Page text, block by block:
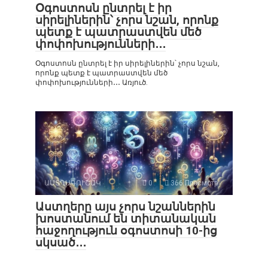
Օգոստոսն ընտրել է իր
սիրելիներին՝ չորս նշան, որոնք
պետք է պատրաստվեն մեծ
փոփոխությունների․․․
Օգոստոսն ընտրել է իր սիրելիներին՝ չորս նշան,
որոնք պետք է պատրաստվեն մեծ
փոփոխությունների․․․ Առյուծ.
ԱՍՏՂԱԳՈՒՇԱԿ 0 366 Просмотр
Աստղերը այս չորս նշաններին
խոստանում են տիտանական
հաջողություն օգոստոսի 10-ից
սկսած․․․